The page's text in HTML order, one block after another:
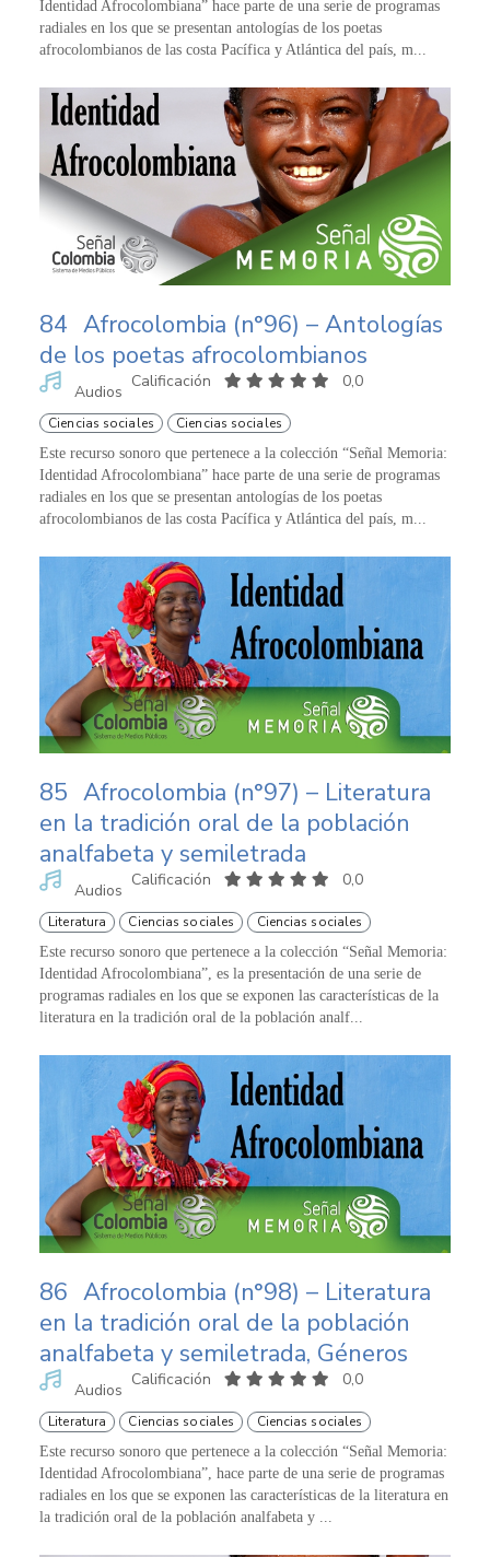
Identidad Afrocolombiana” hace parte de una serie de programas
radiales en los que se presentan antologías de los poetas
afrocolombianos de las costa Pacífica y Atlántica del país, m...
84 Afrocolombia (n°96) – Antologías
de los poetas afrocolombianos
Audios
Calificación 0,0
Ciencias sociales Ciencias sociales
Este recurso sonoro que pertenece a la colección “Señal Memoria:
Identidad Afrocolombiana” hace parte de una serie de programas
radiales en los que se presentan antologías de los poetas
afrocolombianos de las costa Pacífica y Atlántica del país, m...
85 Afrocolombia (n°97) – Literatura
en la tradición oral de la población
analfabeta y semiletrada
Audios
Calificación 0,0
Literatura Ciencias sociales Ciencias sociales
Este recurso sonoro que pertenece a la colección “Señal Memoria:
Identidad Afrocolombiana”, es la presentación de una serie de
programas radiales en los que se exponen las características de la
literatura en la tradición oral de la población analf...
86 Afrocolombia (n°98) – Literatura
en la tradición oral de la población
analfabeta y semiletrada, Géneros
Audios
Calificación 0,0
Literatura Ciencias sociales Ciencias sociales
Este recurso sonoro que pertenece a la colección “Señal Memoria:
Identidad Afrocolombiana”, hace parte de una serie de programas
radiales en los que se exponen las características de la literatura en
la tradición oral de la población analfabeta y ...